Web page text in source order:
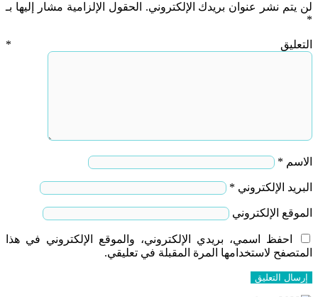
لن يتم نشر عنوان بريدك الإلكتروني.
الحقول الإلزامية مشار إليها بـ
*
التعليق *
الاسم *
البريد الإلكتروني *
الموقع الإلكتروني
احفظ اسمي، بريدي الإلكتروني، والموقع الإلكتروني في هذا
المتصفح لاستخدامها المرة المقبلة في تعليقي.